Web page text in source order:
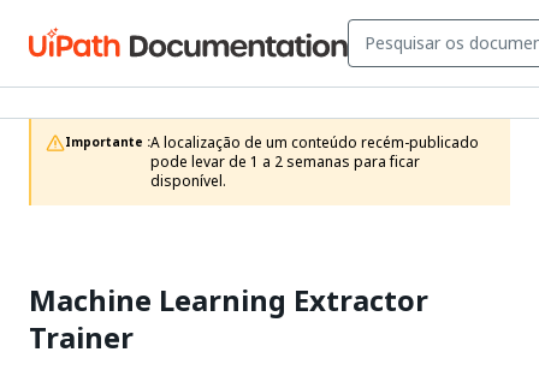
Importante :A localização de um conteúdo recém-publicado
pode levar de 1 a 2 semanas para ficar
disponível.
Machine Learning Extractor
Trainer